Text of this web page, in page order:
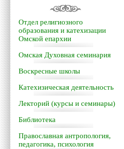
Отдел религиозного
образования и катехизации
Омской епархии
Омская Духовная семинария
Воскресные школы
Катехизическая деятельность
Лекторий (курсы и семинары)
Библиотека
Православная антропология,
педагогика, психология